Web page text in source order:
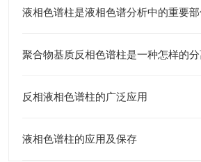
液相色谱柱是液相色谱分析中的重要
聚合物基质反相色谱柱是一种怎样的
反相液相色谱柱的广泛应用
液相色谱柱的应用及保存